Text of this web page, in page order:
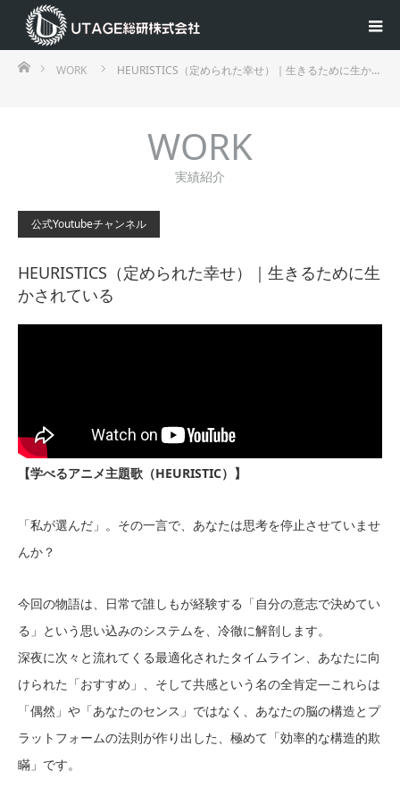
ホームWORK HEURISTICS（定められた幸せ）｜生きるために生か…
WORK
実績紹介
公式Youtubeチャンネル
HEURISTICS（定められた幸せ）｜生きるために生
かされている
【学べるアニメ主題歌（HEURISTIC）】
「私が選んだ」。その一言で、あなたは思考を停止させていませ
んか？
今回の物語は、日常で誰しもが経験する「自分の意志で決めてい
る」という思い込みのシステムを、冷徹に解剖します。
深夜に次々と流れてくる最適化されたタイムライン、あなたに向
けられた「おすすめ」、そして共感という名の全肯定—これらは
「偶然」や「あなたのセンス」ではなく、あなたの脳の構造とプ
ラットフォームの法則が作り出した、極めて「効率的な構造的欺
瞞」です。